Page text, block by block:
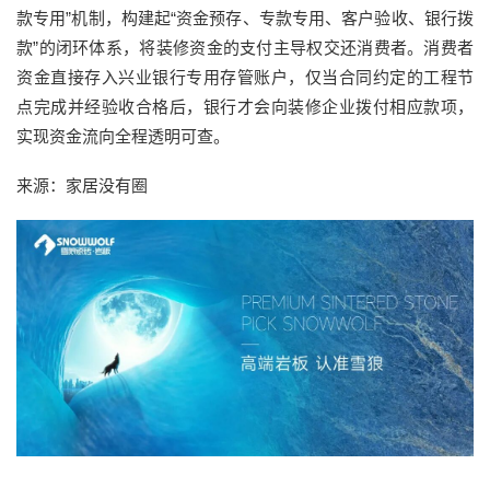
款专用”机制，构建起“资金预存、专款专用、客户验收、银行拨
款”的闭环体系，将装修资金的支付主导权交还消费者。消费者
资金直接存入兴业银行专用存管账户，仅当合同约定的工程节
点完成并经验收合格后，银行才会向装修企业拨付相应款项，
实现资金流向全程透明可查。
来源：家居没有圈